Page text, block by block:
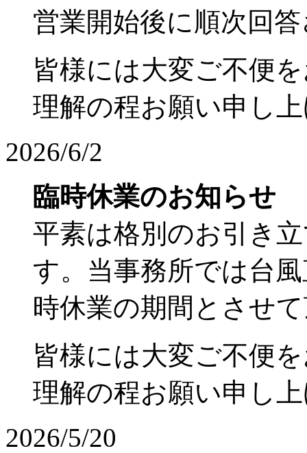
営業開始後に順次回
皆様には大変ご不便
理解の程お願い申し
2026/6/2
臨時休業のお知らせ
平素は格別のお引き
す。当事務所では台
時休業の期間とさせ
皆様には大変ご不便
理解の程お願い申し
2026/5/20